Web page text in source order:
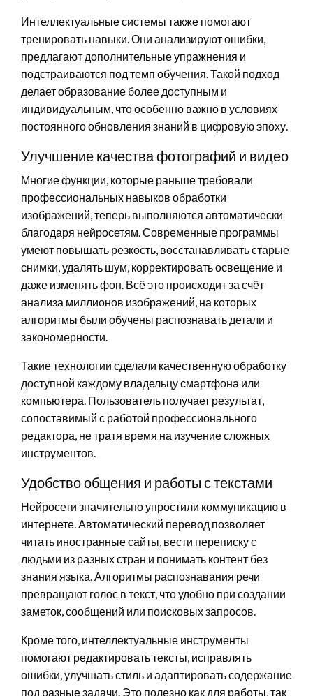
Интеллектуальные системы также помогают
тренировать навыки. Они анализируют ошибки,
предлагают дополнительные упражнения и
подстраиваются под темп обучения. Такой подход
делает образование более доступным и
индивидуальным, что особенно важно в условиях
постоянного обновления знаний в цифровую эпоху.
Улучшение качества фотографий и видео
Многие функции, которые раньше требовали
профессиональных навыков обработки
изображений, теперь выполняются автоматически
благодаря нейросетям. Современные программы
умеют повышать резкость, восстанавливать старые
снимки, удалять шум, корректировать освещение и
даже изменять фон. Всё это происходит за счёт
анализа миллионов изображений, на которых
алгоритмы были обучены распознавать детали и
закономерности.
Такие технологии сделали качественную обработку
доступной каждому владельцу смартфона или
компьютера. Пользователь получает результат,
сопоставимый с работой профессионального
редактора, не тратя время на изучение сложных
инструментов.
Удобство общения и работы с текстами
Нейросети значительно упростили коммуникацию в
интернете. Автоматический перевод позволяет
читать иностранные сайты, вести переписку с
людьми из разных стран и понимать контент без
знания языка. Алгоритмы распознавания речи
превращают голос в текст, что удобно при создании
заметок, сообщений или поисковых запросов.
Кроме того, интеллектуальные инструменты
помогают редактировать тексты, исправлять
ошибки, улучшать стиль и адаптировать содержание
под разные задачи. Это полезно как для работы, так